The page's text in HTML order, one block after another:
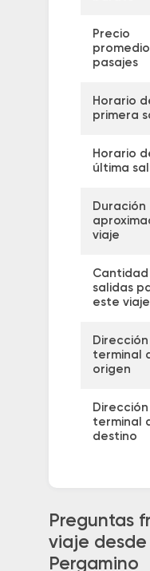
Precio
pasajes
Horario
primera
Horario
última
Duración
viaje
Cantidad
salidas
este viaje
terminal
origen
terminal
destino
Preguntas
viaje desde
Pergamino